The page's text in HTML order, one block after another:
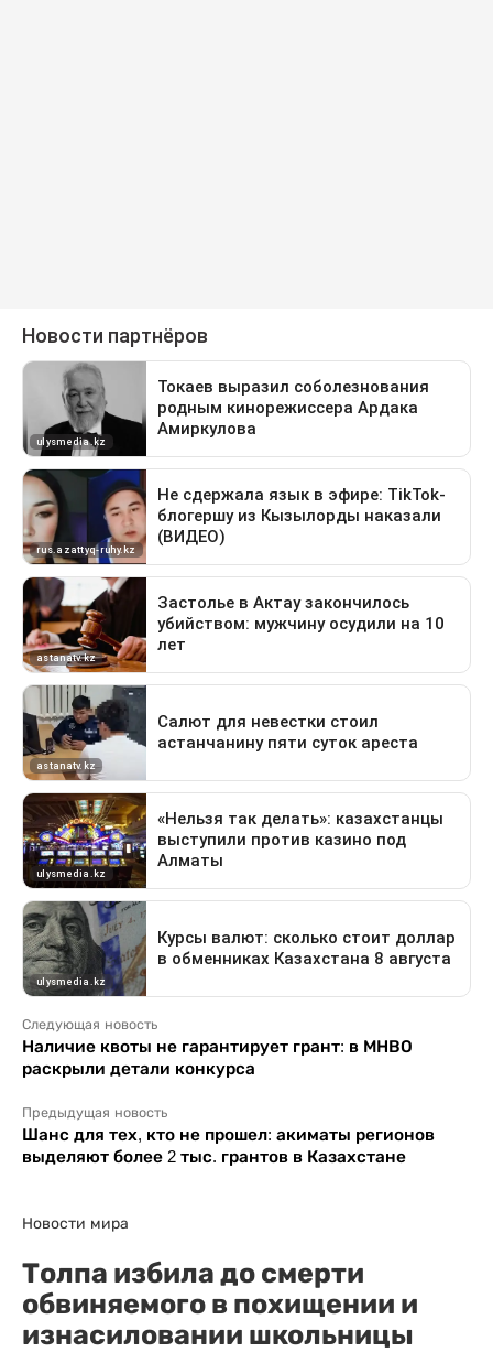
Следующая новость
Наличие квоты не гарантирует грант: в МНВО
раскрыли детали конкурса
Предыдущая новость
Шанс для тех, кто не прошел: акиматы регионов
выделяют более 2 тыс. грантов в Казахстане
Новости мира
Толпа избила до смерти
обвиняемого в похищении и
изнасиловании школьницы